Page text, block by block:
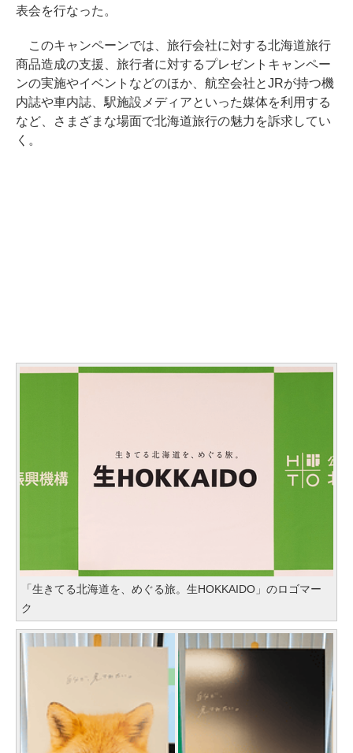
表会を行なった。
このキャンペーンでは、旅行会社に対する北海道旅行
商品造成の支援、旅行者に対するプレゼントキャンペー
ンの実施やイベントなどのほか、航空会社とJRが持つ機
内誌や車内誌、駅施設メディアといった媒体を利用する
など、さまざまな場面で北海道旅行の魅力を訴求してい
く。
「生きてる北海道を、めぐる旅。生HOKKAIDO」のロゴマー
ク